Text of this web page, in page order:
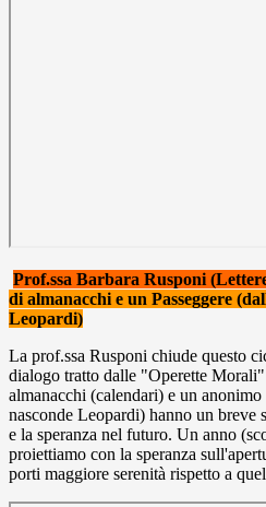
Prof.ssa Barbara Rusponi
di almanacchi e un Passeggere
Leopardi)
La prof.ssa Rusponi chiude questo
dialogo tratto dalle "Operette
almanacchi (calendari) e un
nasconde Leopardi) hanno un breve
e la speranza nel futuro. Un anno
proiettiamo con la speranza
porti maggiore serenità rispetto a